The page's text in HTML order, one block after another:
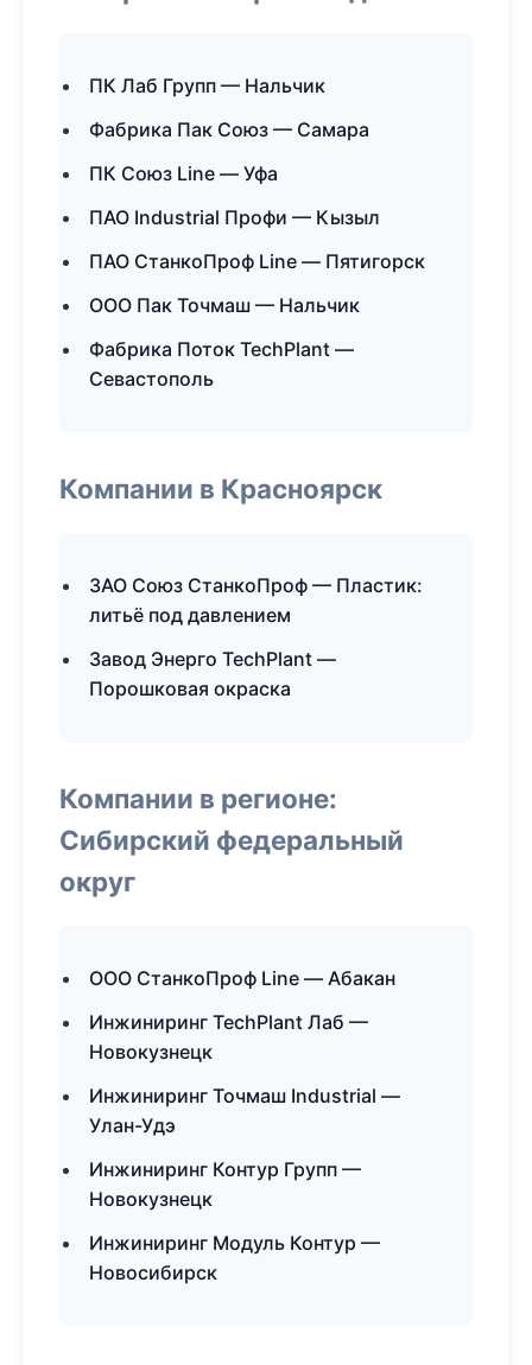
ПК Лаб Групп — Нальчик
Фабрика Пак Союз — Самара
ПК Союз Line — Уфа
ПАО Industrial Профи — Кызыл
ПАО СтанкоПроф Line — Пятигорск
ООО Пак Точмаш — Нальчик
Фабрика Поток TechPlant —
Севастополь
Компании в Красноярск
ЗАО Союз СтанкоПроф — Пластик:
литьё под давлением
Завод Энерго TechPlant —
Порошковая окраска
Компании в регионе:
Сибирский федеральный
округ
ООО СтанкоПроф Line — Абакан
Инжиниринг TechPlant Лаб —
Новокузнецк
Инжиниринг Точмаш Industrial —
Улан-Удэ
Инжиниринг Контур Групп —
Новокузнецк
Инжиниринг Модуль Контур —
Новосибирск